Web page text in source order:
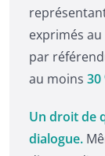
exprimés
par
au moins 30
Un droit de
dialogue.